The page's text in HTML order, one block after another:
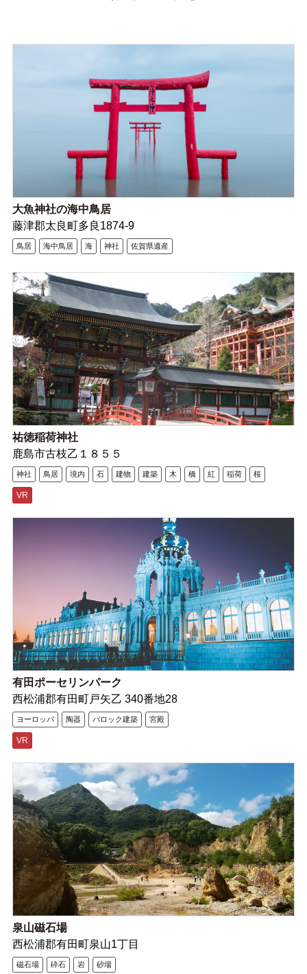
大魚神社の海中鳥居
藤津郡太良町多良1874-9
鳥居 海中鳥居 海 神社 佐賀県遺産
祐徳稲荷神社
鹿島市古枝乙１８５５
神社 鳥居 境内 石 建物 建築 木 橋 紅 稲荷 桜
VR
有田ポーセリンパーク
西松浦郡有田町戸矢乙 340番地28
ヨーロッパ 陶器 バロック建築 宮殿
VR
泉山磁石場
西松浦郡有田町泉山1丁目
磁石場 砕石 岩 砂場